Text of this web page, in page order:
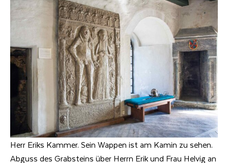
Herr Eriks Kammer. Sein Wappen ist am Kamin zu sehen.
Abguss des Grabsteins über Herrn Erik und Frau Helvig an